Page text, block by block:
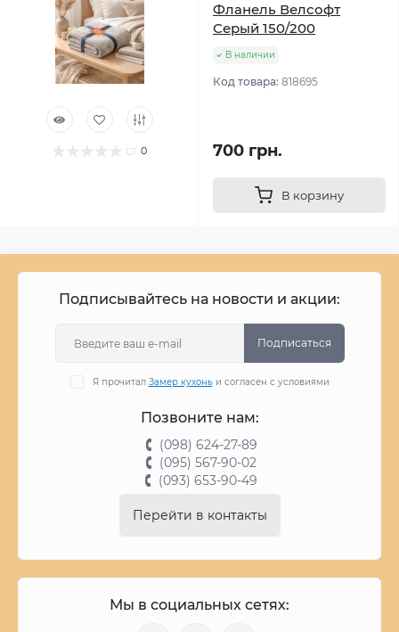
0
Фланель Велсофт
Серый 150/200
В наличии
Код товара: 818695
700 грн.
В корзину
Подписывайтесь на новости и акции:
Подписаться
Я прочитал Замер кухоньи согласен с условиями
Позвоните нам:
(098) 624-27-89
(095) 567-90-02
(093) 653-90-49
Перейти в контакты
Мы в социальных сетях: